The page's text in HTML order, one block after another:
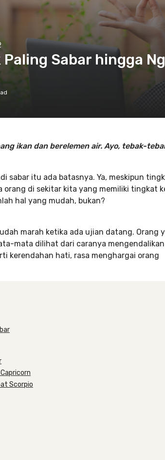
Sabar hingga
ikan dan berelemen air. Ayo, tebak-
sabar itu ada batasnya. Ya, meskipun
orang di sekitar kita yang memiliki tingkat
hal yang mudah, bukan?
marah ketika ada ujian datang. Orang
mata dilihat dari caranya mengendalikan
kerendahan hati, rasa menghargai orang
Scorpio